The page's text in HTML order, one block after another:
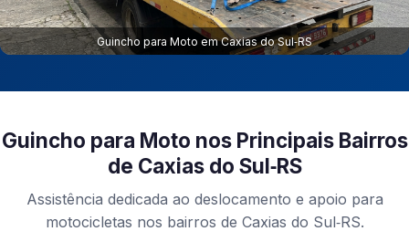
Guincho para Moto em Caxias do Sul‑RS
Guincho para Moto nos Principais Bairros
de Caxias do Sul‑RS
Assistência dedicada ao deslocamento e apoio para
motocicletas nos bairros de Caxias do Sul‑RS.